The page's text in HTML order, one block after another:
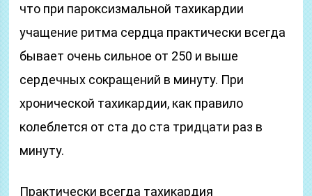
что при пароксизмальной тахикардии
учащение ритма сердца практически всегда
бывает очень сильное от 250 и выше
сердечных сокращений в минуту. При
хронической тахикардии, как правило
колеблется от ста до ста тридцати раз в
минуту.
Практически всегда тахикардия